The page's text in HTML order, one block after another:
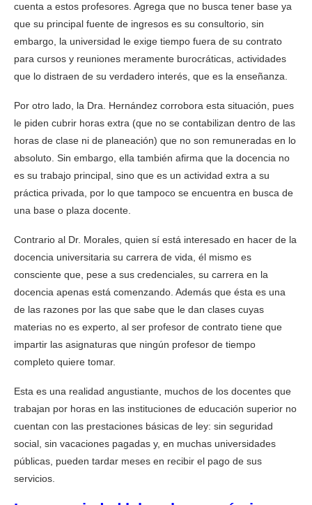
cuenta a estos profesores. Agrega que no busca tener base ya
que su principal fuente de ingresos es su consultorio, sin
embargo, la universidad le exige tiempo fuera de su contrato
para cursos y reuniones meramente burocráticas, actividades
que lo distraen de su verdadero interés, que es la enseñanza.
Por otro lado, la Dra. Hernández corrobora esta situación, pues
le piden cubrir horas extra (que no se contabilizan dentro de las
horas de clase ni de planeación) que no son remuneradas en lo
absoluto. Sin embargo, ella también afirma que la docencia no
es su trabajo principal, sino que es un actividad extra a su
práctica privada, por lo que tampoco se encuentra en busca de
una base o plaza docente.
Contrario al Dr. Morales, quien sí está interesado en hacer de la
docencia universitaria su carrera de vida, él mismo es
consciente que, pese a sus credenciales, su carrera en la
docencia apenas está comenzando. Además que ésta es una
de las razones por las que sabe que le dan clases cuyas
materias no es experto, al ser profesor de contrato tiene que
impartir las asignaturas que ningún profesor de tiempo
completo quiere tomar.
Esta es una realidad angustiante, muchos de los docentes que
trabajan por horas en las instituciones de educación superior no
cuentan con las prestaciones básicas de ley: sin seguridad
social, sin vacaciones pagadas y, en muchas universidades
públicas, pueden tardar meses en recibir el pago de sus
servicios.